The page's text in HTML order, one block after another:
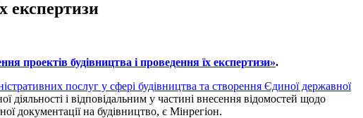
експертизи
проектів будівництва і проведення їх експертизи».
послуг у сфері будівництва та створення Єдиної державної
і відповідальним у частині внесення відомостей щодо
документації на будівництво, є Мінрегіон.